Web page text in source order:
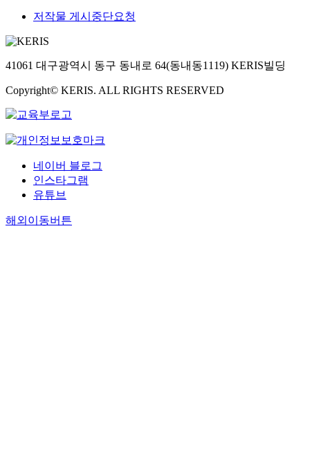
저작물 게시중단요청
41061 대구광역시 동구 동내로 64(동내동1119) KERIS빌딩
Copyright© KERIS. ALL RIGHTS RESERVED
네이버 블로그
인스타그램
유튜브
해외이동버튼